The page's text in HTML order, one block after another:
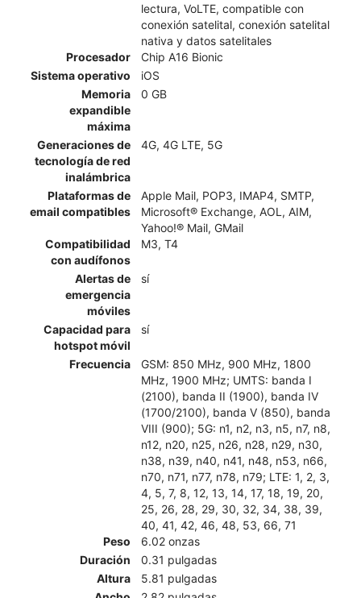
lectura, VoLTE, compatible con
conexión satelital, conexión satelital
nativa y datos satelitales
Procesador
Chip A16 Bionic
Sistema operativo
iOS
Memoria
expandible
máxima
0 GB
Generaciones de
tecnología de red
inalámbrica
4G, 4G LTE, 5G
Plataformas de
email compatibles
Apple Mail, POP3, IMAP4, SMTP,
Microsoft® Exchange, AOL, AIM,
Yahoo!® Mail, GMail
Compatibilidad
con audífonos
M3, T4
Alertas de
emergencia
móviles
sí
Capacidad para
hotspot móvil
sí
Frecuencia
GSM: 850 MHz, 900 MHz, 1800
MHz, 1900 MHz; UMTS: banda I
(2100), banda II (1900), banda IV
(1700/2100), banda V (850), banda
VIII (900); 5G: n1, n2, n3, n5, n7, n8,
n12, n20, n25, n26, n28, n29, n30,
n38, n39, n40, n41, n48, n53, n66,
n70, n71, n77, n78, n79; LTE: 1, 2, 3,
4, 5, 7, 8, 12, 13, 14, 17, 18, 19, 20,
25, 26, 28, 29, 30, 32, 34, 38, 39,
40, 41, 42, 46, 48, 53, 66, 71
Peso
6.02 onzas
Duración
0.31 pulgadas
Altura
5.81 pulgadas